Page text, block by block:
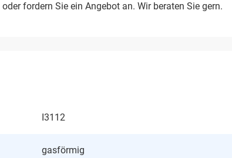
fordern Sie ein Angebot an. Wir beraten Sie gern.
I3112
gasförmig